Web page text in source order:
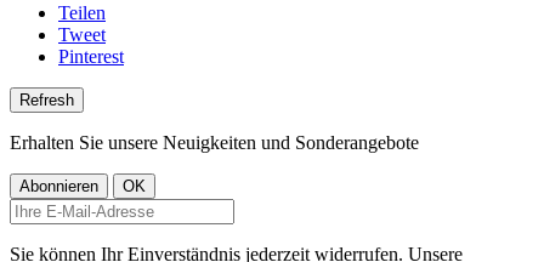
Teilen
Tweet
Pinterest
Erhalten Sie unsere Neuigkeiten und Sonderangebote
Sie können Ihr Einverständnis jederzeit widerrufen. Unsere